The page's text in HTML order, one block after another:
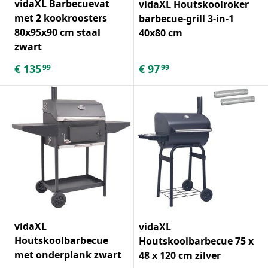
vidaXL Barbecuevat
met 2 kookroosters
80x95x90 cm staal
zwart
€ 13599
vidaXL Houtskoolroker
barbecue-grill 3-in-1
40x80 cm
€ 9799
vidaXL
Houtskoolbarbecue
met onderplank zwart
vidaXL
Houtskoolbarbecue 75 x
48 x 120 cm zilver